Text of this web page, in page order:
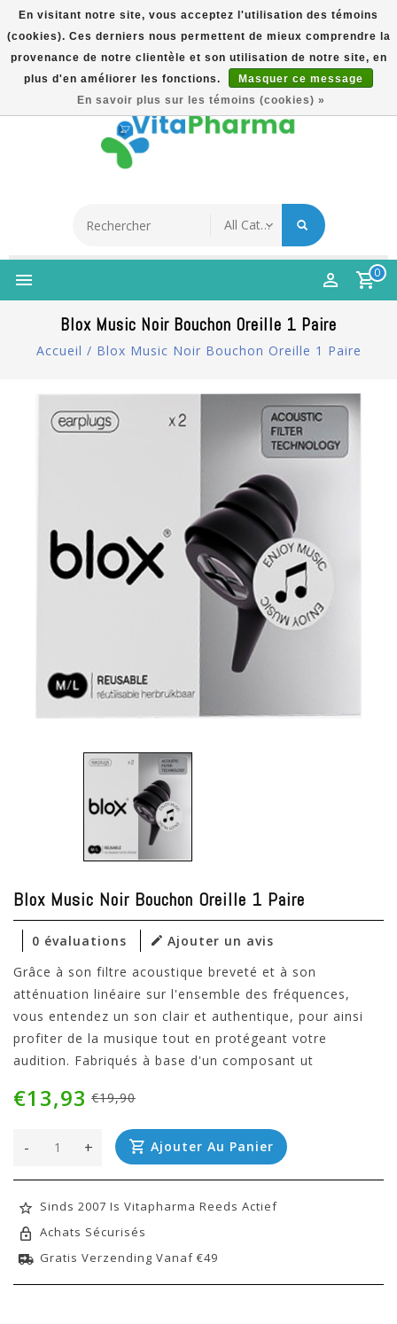
5% Korting Na Aanmelding Op Nieuwsbrief | Gratis
Verzending Vanaf €49 | Online Sinds 2007
Français
0
Blox Music Noir Bouchon Oreille 1 Paire
Accueil / Blox Music Noir Bouchon Oreille 1 Paire
Blox Music Noir Bouchon Oreille 1 Paire
0 évaluations
Ajouter un avis
Grâce à son filtre acoustique breveté et à son
atténuation linéaire sur l'ensemble des fréquences,
vous entendez un son clair et authentique, pour ainsi
profiter de la musique tout en protégeant votre
audition. Fabriqués à base d'un composant ut
€19,90
€13,93
+
- Ajouter Au Panier
Sinds 2007 Is Vitapharma Reeds Actief
Achats Sécurisés
Gratis Verzending Vanaf €49
En visitant notre site, vous acceptez l'utilisation des témoins
(cookies). Ces derniers nous permettent de mieux comprendre la
provenance de notre clientèle et son utilisation de notre site, en
plus d'en améliorer les fonctions.
Masquer ce message
En savoir plus sur les témoins (cookies) »